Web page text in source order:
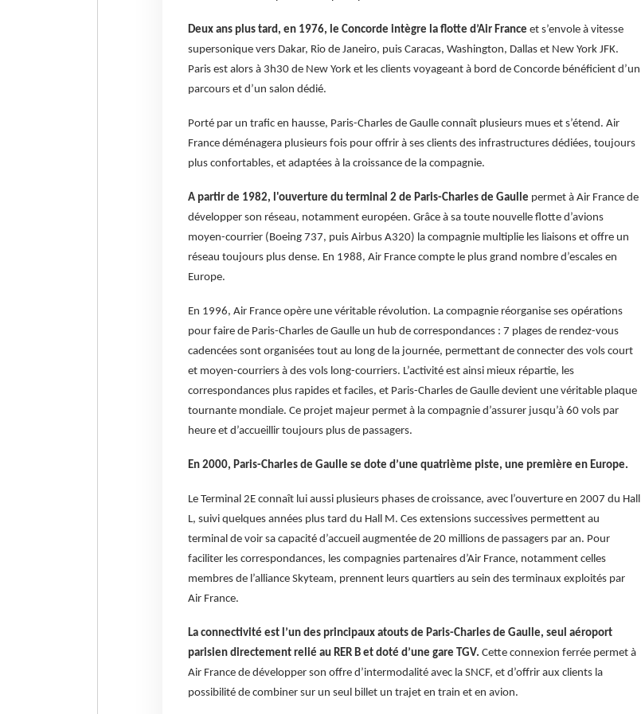
Deux ans plus tard, en 1976, le Concorde intègre la flotte d’Air France et s’envole à vitesse
supersonique vers Dakar, Rio de Janeiro, puis Caracas, Washington, Dallas et New York JFK.
Paris est alors à 3h30 de New York et les clients voyageant à bord de Concorde bénéficient d’un
parcours et d’un salon dédié.
Porté par un trafic en hausse, Paris-Charles de Gaulle connaît plusieurs mues et s’étend. Air
France déménagera plusieurs fois pour offrir à ses clients des infrastructures dédiées, toujours
plus confortables, et adaptées à la croissance de la compagnie.
A partir de 1982, l'ouverture du terminal 2 de Paris-Charles de Gaulle permet à Air France de
développer son réseau, notamment européen. Grâce à sa toute nouvelle flotte d’avions
moyen-courrier (Boeing 737, puis Airbus A320) la compagnie multiplie les liaisons et offre un
réseau toujours plus dense. En 1988, Air France compte le plus grand nombre d’escales en
Europe.
En 1996, Air France opère une véritable révolution. La compagnie réorganise ses opérations
pour faire de Paris-Charles de Gaulle un hub de correspondances : 7 plages de rendez-vous
cadencées sont organisées tout au long de la journée, permettant de connecter des vols court
et moyen-courriers à des vols long-courriers. L’activité est ainsi mieux répartie, les
correspondances plus rapides et faciles, et Paris-Charles de Gaulle devient une véritable plaque
tournante mondiale. Ce projet majeur permet à la compagnie d’assurer jusqu’à 60 vols par
heure et d’accueillir toujours plus de passagers.
En 2000, Paris-Charles de Gaulle se dote d’une quatrième piste, une première en Europe.
Le Terminal 2E connaît lui aussi plusieurs phases de croissance, avec l’ouverture en 2007 du Hall
L, suivi quelques années plus tard du Hall M. Ces extensions successives permettent au
terminal de voir sa capacité d’accueil augmentée de 20 millions de passagers par an. Pour
faciliter les correspondances, les compagnies partenaires d’Air France, notamment celles
membres de l’alliance Skyteam, prennent leurs quartiers au sein des terminaux exploités par
Air France.
La connectivité est l’un des principaux atouts de Paris-Charles de Gaulle, seul aéroport
parisien directement relié au RER B et doté d’une gare TGV. Cette connexion ferrée permet à
Air France de développer son offre d’intermodalité avec la SNCF, et d’offrir aux clients la
possibilité de combiner sur un seul billet un trajet en train et en avion.